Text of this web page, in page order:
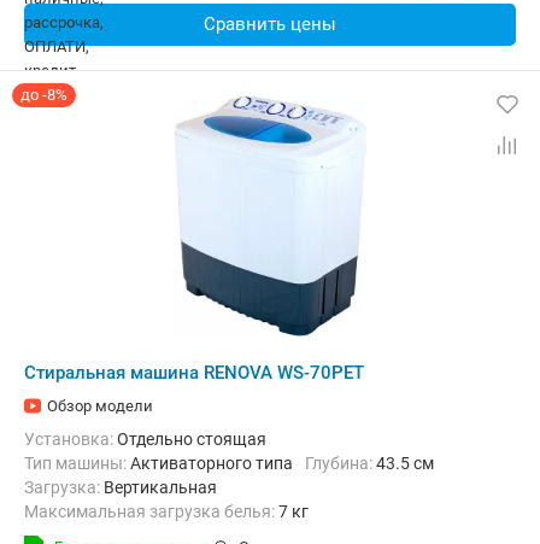
Сравнить цены
до -8%
Стиральная машина RENOVA WS-70PET
Обзор модели
Установка:Отдельно стоящая
Тип машины:Активаторного типа Глубина:43.5 см
загрузка: Вертикальная
Максимальная загрузка белья:7 кг
Класс энергопотребления: